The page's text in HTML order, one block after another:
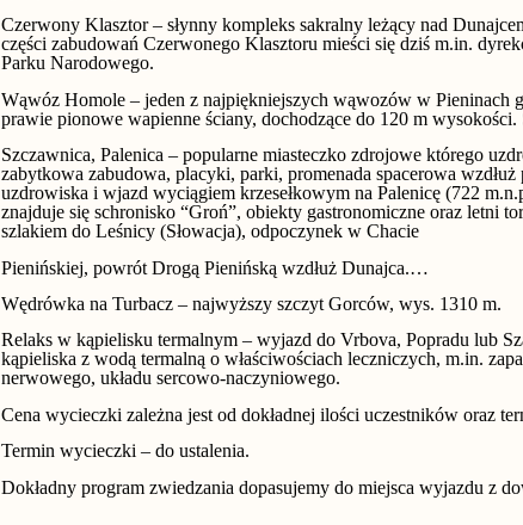
Czerwony Klasztor – słynny kompleks sakralny leżący nad
części zabudowań Czerwonego Klasztoru mieści się dziś m.in.
Parku Narodowego.
Wąwóz Homole – jeden z najpiękniejszych wąwozów w Pieninach
prawie pionowe wapienne ściany, dochodzące do 120 m
Szczawnica, Palenica – popularne miasteczko zdrojowe którego
zabytkowa zabudowa, placyki, parki, promenada spacerowa
uzdrowiska i wjazd wyciągiem krzesełkowym na Palenicę (722
znajduje się schronisko “Groń”, obiekty gastronomiczne oraz letni
szlakiem do Leśnicy (Słowacja), odpoczynek w Chacie
Pienińskiej, powrót Drogą Pienińską wzdłuż Dunajca.…
Wędrówka na Turbacz – najwyższy szczyt Gorców, wys. 1310 m.
Relaks w kąpielisku termalnym – wyjazd do Vrbova, Popradu lub
kąpieliska z wodą termalną o właściwościach leczniczych, m.in.
nerwowego, układu sercowo-naczyniowego.
Cena wycieczki zależna jest od dokładnej ilości uczestników oraz
Termin wycieczki – do ustalenia.
Dokładny program zwiedzania dopasujemy do miejsca wyjazdu z